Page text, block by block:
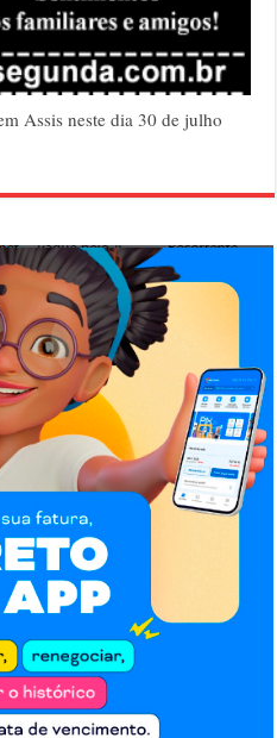
Assis neste dia 30 de julho